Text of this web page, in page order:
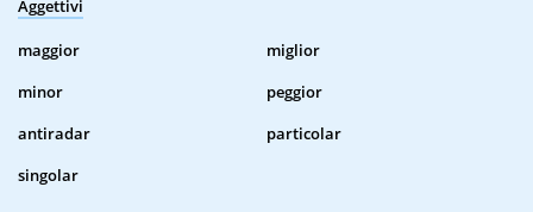
Aggettivi
maggior
miglior
minor
peggior
antiradar
particolar
singolar